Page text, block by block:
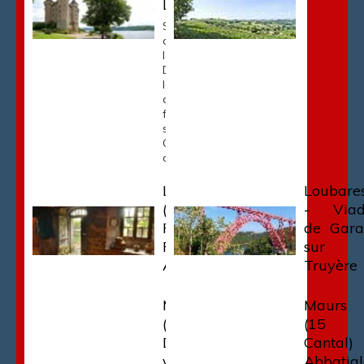
Lanobre
Sur le
cours de
la
Dordogne,
le château
de Val. Le
fleuve
sépare la
Corrèze
du Cantal.
Loubaresse
(15) -
Ferme de
Pierre
Allègre
-
de
sur
Truyère
Marcolès
(15) -
Dans le
Maurs
(15
Cantal)